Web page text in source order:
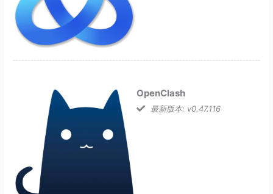
OpenClash
最新版本: v0.47.116